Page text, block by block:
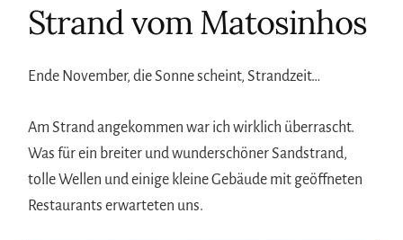
Strand vom Matosinhos
Ende November, die Sonne scheint, Strandzeit…
Am Strand angekommen war ich wirklich überrascht.
Was für ein breiter und wunderschöner Sandstrand,
tolle Wellen und einige kleine Gebäude mit geöffneten
Restaurants erwarteten uns.